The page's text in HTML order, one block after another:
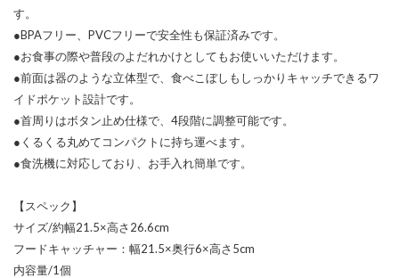
す。
●BPAフリー、PVCフリーで安全性も保証済みです。
●お食事の際や普段のよだれかけとしてもお使いいただけます。
●前面は器のような立体型で、食べこぼしもしっかりキャッチできるワ
イドポケット設計です。
●首周りはボタン止め仕様で、4段階に調整可能です。
●くるくる丸めてコンパクトに持ち運べます。
●食洗機に対応しており、お手入れ簡単です。
【スペック】
サイズ/約幅21.5×高さ26.6cm
フードキャッチャー：幅21.5×奥行6×高さ5cm
内容量/1個